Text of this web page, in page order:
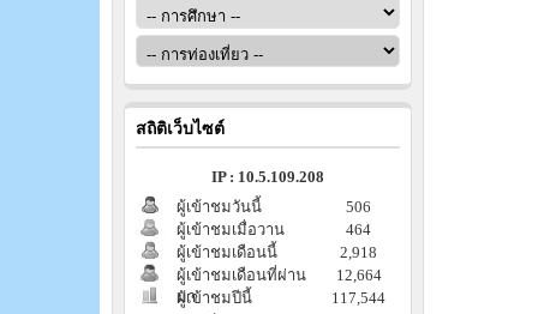
สถิติเว็บไซต์
IP : 10.5.109.208
ผู้เข้าชมวันนี้
506
ผู้เข้าชมเมื่อวาน
464
ผู้เข้าชมเดือนนี้
2,918
ผู้เข้าชมเดือนที่ผ่าน
มา
12,664
ผู้เข้าชมปีนี้
117,544